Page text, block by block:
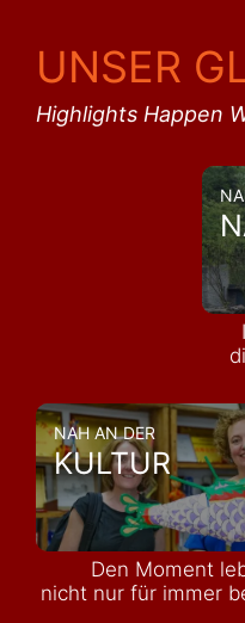
UNSER
Highlights Happen
NAH AN DER
KULTUR
Den Moment
nicht nur für immer